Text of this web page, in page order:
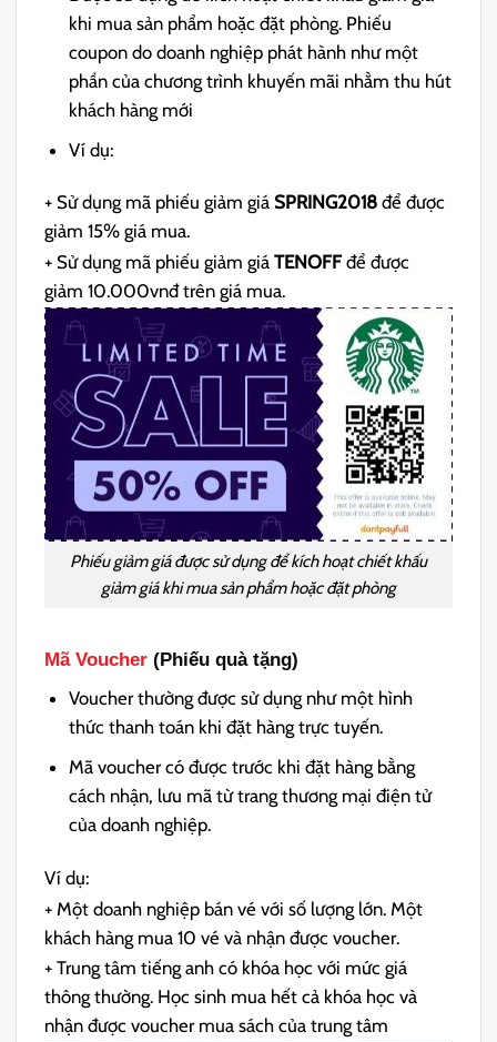
khi mua sản phẩm hoặc đặt phòng. Phiếu
coupon do doanh nghiệp phát hành như một
phần của chương trình khuyến mãi nhằm thu hút
khách hàng mới
Ví dụ:
+ Sử dụng mã phiếu giảm giá SPRING2018 để được
giảm 15% giá mua.
+ Sử dụng mã phiếu giảm giáTENOFFđể được
giảm 10.000vnđ trên giá mua.
Phiếu giảm giá được sử dụng để kích hoạt chiết khấu
giảm giá khi mua sản phẩm hoặc đặt phòng
Mã Voucher (Phiếu quà tặng)
Voucher thường được sử dụng như một hình
thức thanh toán khi đặt hàng trực tuyến.
Mã voucher có được trước khi đặt hàng bằng
cách nhận, lưu mã từ trang thương mại điện tử
của doanh nghiệp.
Ví dụ:
+ Một doanh nghiệp bán vé với số lượng lớn. Một
khách hàng mua 10 vé và nhận được voucher.
+ Trung tâm tiếng anh có khóa học với mức giá
thông thường. Học sinh mua hết cả khóa học và
nhận được voucher mua sách của trung tâm